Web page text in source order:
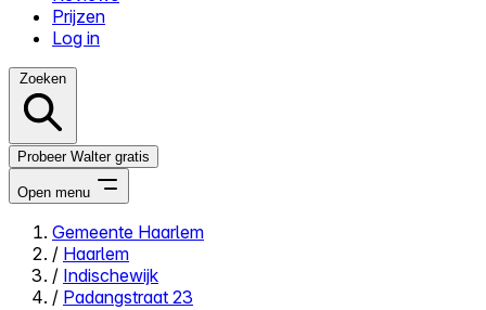
Prijzen
Log in
Zoeken
Probeer Walter gratis
Open menu
Close menu
Gemeente Haarlem
/ Haarlem
/ Indischewijk
/ Padangstraat 23